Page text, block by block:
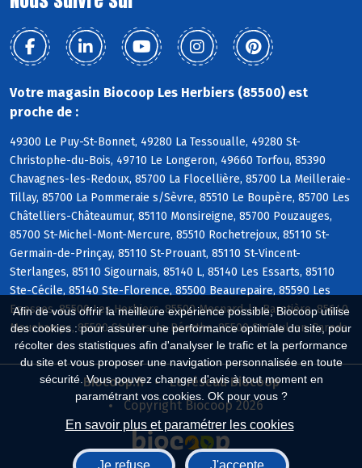
Afin de vous offrir la meilleure expérience possible, Biocoop utilise
des cookies : pour assurer une performance optimale du site, pour
récolter des statistiques afin d'analyser le trafic et la performance
du site et vous proposer une navigation personnalisée en toute
sécurité. Vous pouvez changer d'avis à tout moment en
paramétrant vos cookies. OK pour vous ?
En savoir plus et paramétrer les cookies
Je refuse J'accepte
Votre magasin Biocoop Les Herbiers (85500) est
proche de :
49300 Le Puy-St-Bonnet, 49280 La Tessoualle, 49280 St-
Christophe-du-Bois, 49710 Le Longeron, 49660 Torfou, 85390
Chavagnes-les-Redoux, 85700 La Flocellière, 85700 La Meilleraie-
Tillay, 85700 La Pommeraie s/Sèvre, 85510 Le Boupère, 85700 Les
Châtelliers-Châteaumur, 85110 Monsireigne, 85700 Pouzauges,
85700 St-Michel-Mont-Mercure, 85510 Rochetrejoux, 85110 St-
Germain-de-Prinçay, 85110 St-Prouant, 85110 St-Vincent-
Sterlanges, 85110 Sigournais, 85140 L, 85140 Les Essarts, 85110
Ste-Cécile, 85140 Ste-Florence, 85500 Beaurepaire, 85590 Les
Epesses, 85500 Les Herbiers, 85500 Mesnard-la-Barotière, 85640
Mouchamps, 85590 St-Mars-la-Réorthe, 85500 St-Paul-en-Pareds
Biocoop.fr
Le réseau Biocoop
Copyright Biocoop 2026